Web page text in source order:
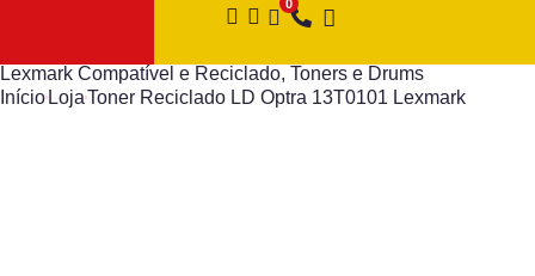
Lexmark Compatível e Reciclado, Toners e Drums
Início LojaToner Reciclado LD Optra 13T0101 Lexmark